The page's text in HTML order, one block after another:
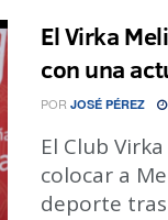
El Virka
con una
POR JOSÉ PÉREZ
El Club
colocar a
deporte tras